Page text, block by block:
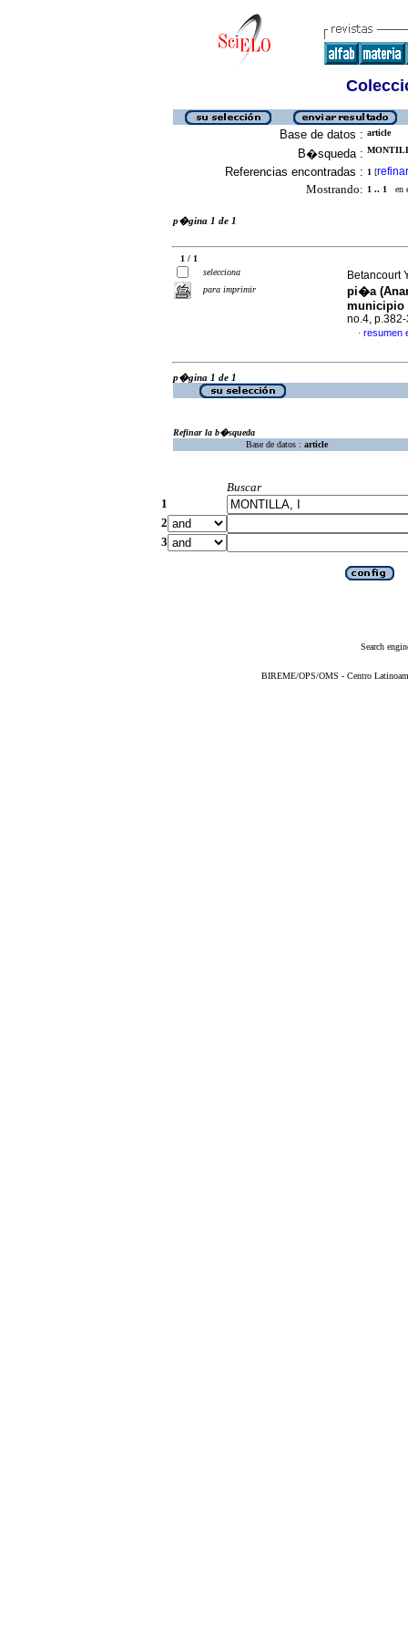
Base de datos : article
B�squeda :
Referencias encontradas : 1 [refinar
Mostrando: 1 .. 1 en
p�gina 1 de 1
1 / 1
selecciona
para imprimir
Betancourt
pi�a
municipio
no.4,
· resumen
p�gina 1 de 1
Refinar la b�squeda
Base de datos : article
Buscar
1
2
3
Search
BIREME/OPS/OMS - Centro